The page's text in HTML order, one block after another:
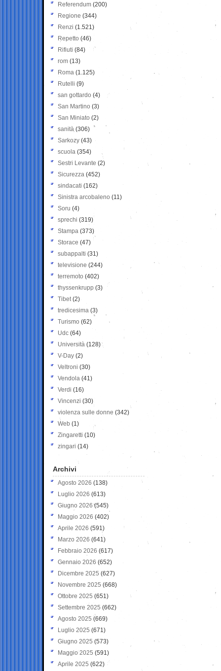
Referendum (200)
Regione (344)
Renzi (1.521)
Repetto (46)
Rifiuti (84)
rom (13)
Roma (1.125)
Rutelli (9)
san gottardo (4)
San Martino (3)
San Miniato (2)
sanità (306)
Sarkozy (43)
scuola (354)
Sestri Levante (2)
Sicurezza (452)
sindacati (162)
Sinistra arcobaleno (11)
Soru (4)
sprechi (319)
Stampa (373)
Storace (47)
subappalti (31)
televisione(244)
terremoto (402)
thyssenkrupp (3)
Tibet(2)
tredicesima (3)
Turismo (62)
Udc (64)
Università (128)
V-Day (2)
Veltroni (30)
Vendola (41)
Verdi (16)
Vincenzi (30)
violenza sulle donne (342)
Web (1)
Zingaretti (10)
zingari (14)
Archivi
Agosto 2026 (138)
Luglio 2026 (613)
Giugno 2026 (545)
Maggio 2026 (402)
Aprile 2026 (591)
Marzo 2026 (641)
Febbraio 2026 (617)
Gennaio 2026 (652)
Dicembre 2025 (627)
Novembre 2025 (668)
Ottobre 2025 (651)
Settembre 2025 (662)
Agosto 2025 (669)
Luglio 2025 (671)
Giugno 2025 (573)
Maggio 2025 (591)
Aprile 2025 (622)